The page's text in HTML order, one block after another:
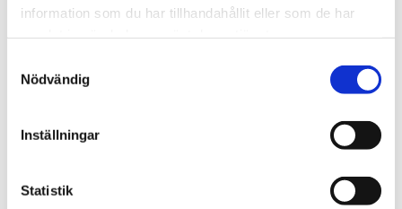
information som du har tillhandahållit eller som de har
Nödvändig
Inställningar
Statistik
STÄLL EN FRÅGA OM PRODUKTEN